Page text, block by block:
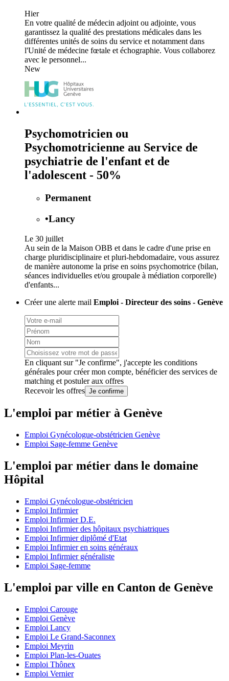
Hier
En votre qualité de médecin adjoint ou adjointe, vous
garantissez la qualité des prestations médicales dans les
différentes unités de soins du service et notamment dans
l'Unité de médecine fœtale et échographie. Vous collaborez
avec le personnel...
New
Psychomotricien ou
Psychomotricienne au Service de
psychiatrie de l'enfant et de
l'adolescent - 50%
Permanent
•Lancy
Le 30 juillet
Au sein de la Maison OBB et dans le cadre d'une prise en
charge pluridisciplinaire et pluri-hebdomadaire, vous assurez
de manière autonome la prise en soins psychomotrice (bilan,
séances individuelles et/ou groupale à médiation corporelle)
d'enfants...
Créer une alerte mail Emploi - Directeur des soins - Genève
En cliquant sur "Je confirme", j'accepte les conditions
générales pour créer mon compte, bénéficier des services de
matching et postuler aux offres
Recevoir les offres Je confirme
L'emploi par métier à Genève
Emploi Gynécologue-obstétricien Genève
Emploi Sage-femme Genève
L'emploi par métier dans le domaine
Hôpital
Emploi Gynécologue-obstétricien
Emploi Infirmier
Emploi Infirmier D.E.
Emploi Infirmier des hôpitaux psychiatriques
Emploi Infirmier diplômé d'Etat
Emploi Infirmier en soins généraux
Emploi Infirmier généraliste
Emploi Sage-femme
L'emploi par ville en Canton de Genève
Emploi Carouge
Emploi Genève
Emploi Lancy
Emploi Le Grand-Saconnex
Emploi Meyrin
Emploi Plan-les-Ouates
Emploi Thônex
Emploi Vernier